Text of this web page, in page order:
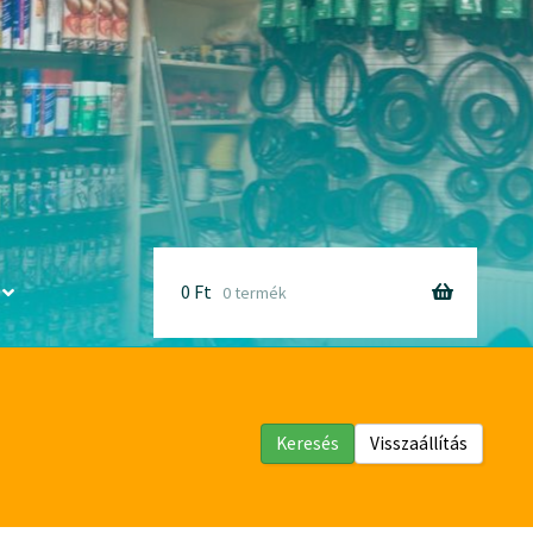
0 Ft 0 termék
Keresés Visszaállítás